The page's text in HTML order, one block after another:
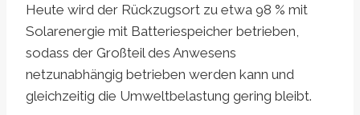
Heute wird der Rückzugsort zu etwa 98 % mit
Solarenergie mit Batteriespeicher betrieben,
sodass der Großteil des Anwesens
netzunabhängig betrieben werden kann und
gleichzeitig die Umweltbelastung gering bleibt.